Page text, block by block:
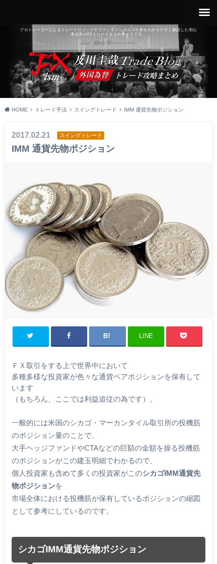
プロトレーダーによるトレードロジックやファンダメンタルズ分析をわかりやすく解説した初心
者必見のFXトレードまとめサイトです。
HOME トレード手法 スイングトレード IMM 通貨先物ポジション
2017.02.21 スイングトレード
IMM 通貨先物ポジション
LINE
ＦＸ取引をする上で世界中において
多種多様な投資家が色々な通貨ペアポジションを保有して
います
（もちろん、ここでは利益追従の為です）。
一般的には米国のシカゴ・マーカンタイル取引所の投機筋
のポジション量のことで、
大手ヘッジファンドやCTAなどの巨額の金額を操る投機筋
のポジションがこの建玉明細でわかるので、
個人投資家も含めて多くの投資家がこのシカゴIMM通貨先
物ポジションを
市場全体における投機筋が保有しているポジションの縮図
として参考にしているのです。
シカゴIMM通貨先物ポジション